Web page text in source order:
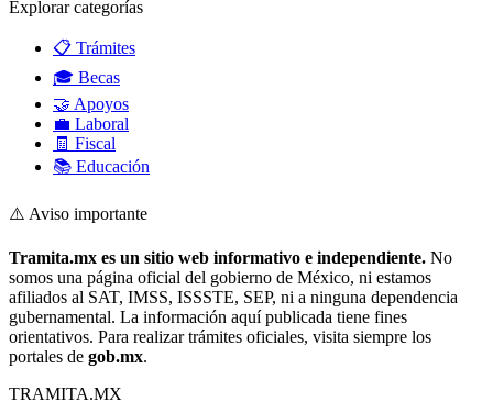
Explorar categorías
📋 Trámites
🎓 Becas
🤝 Apoyos
💼 Laboral
🧾 Fiscal
📚 Educación
⚠️ Aviso importante
Tramita.mx es un sitio web informativo e independiente. No
somos una página oficial del gobierno de México, ni estamos
afiliados al SAT, IMSS, ISSSTE, SEP, ni a ninguna dependencia
gubernamental. La información aquí publicada tiene fines
orientativos. Para realizar trámites oficiales, visita siempre los
portales de gob.mx.
TRAMITA.MX